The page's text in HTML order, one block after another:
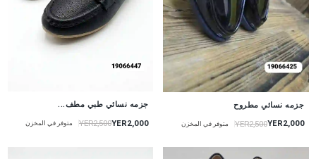
جزمه نسائي مطروح
YER2,000
YER2,500 متوفر في المخزن
جزمه نسائي طبي مطف...
YER2,000
YER2,500 متوفر في المخزن